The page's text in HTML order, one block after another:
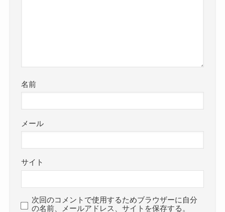
名前
メール
サイト
次回のコメントで使用するためブラウザーに自分
の名前、メールアドレス、サイトを保存する。